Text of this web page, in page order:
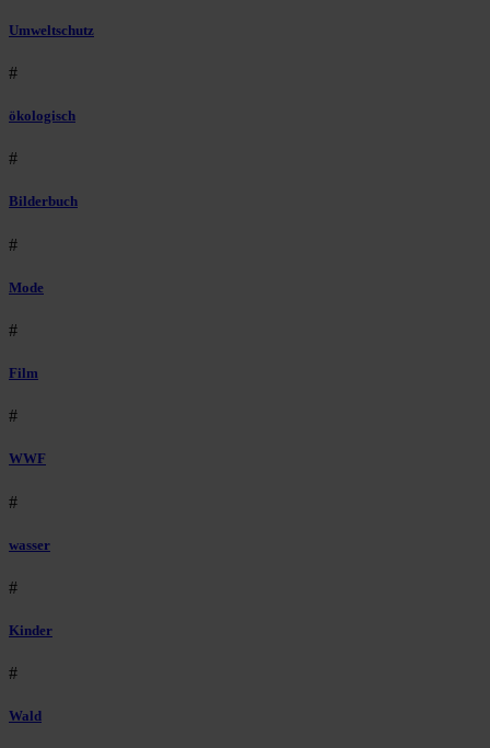
Umweltschutz
#
ökologisch
#
Bilderbuch
#
Mode
#
Film
#
WWF
#
wasser
#
Kinder
#
Wald